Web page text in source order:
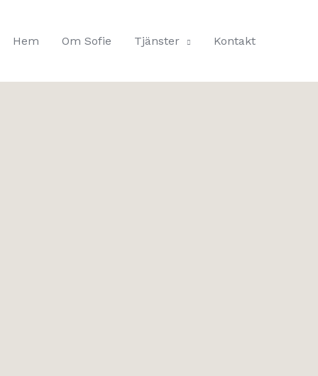
Hem Om Sofie Tjänster Kontakt